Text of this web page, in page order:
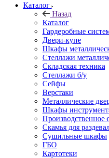
Каталог
Назад
Каталог
Гардеробные
Двери-купе
Шкафы
Стеллажи
Складская техника
Стеллажи б/у
Сейфы
Верстаки
Металлические
Шкафы
Производственное
Скамья для
Сушильные шкафы
ГБО
Картотеки